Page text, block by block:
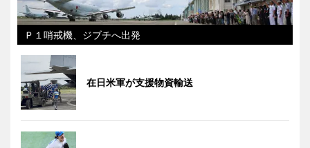
Ｐ１哨戒機、ジブチへ出発
在日米軍が支援物資輸送